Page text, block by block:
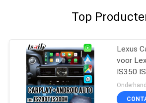
Top
Lexus
voor
IS350
2013-